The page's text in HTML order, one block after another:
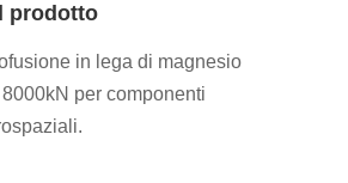
prodotto
in lega di magnesio
per componenti